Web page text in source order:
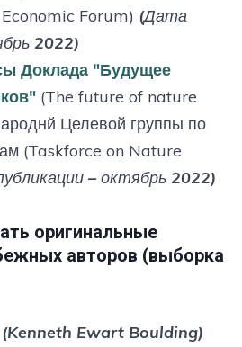
Forum) (Дата
2022)
Доклада "Будущее
(The future of nature
Целевой группы по
(Taskforce on Nature
– октябрь 2022)
оригинальные
авторов (выборка
Ewart Boulding)